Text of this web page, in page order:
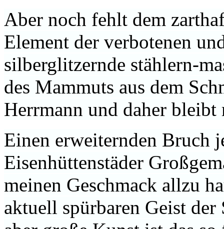
Aber noch fehlt dem
Element der verbotenen
silberglitzernde stählern-
des Mammuts aus dem
Herrmann und daher
Einen erweiternden Bruch
Eisenhüttenstäder
meinen Geschmack allzu
aktuell spürbaren Geist der